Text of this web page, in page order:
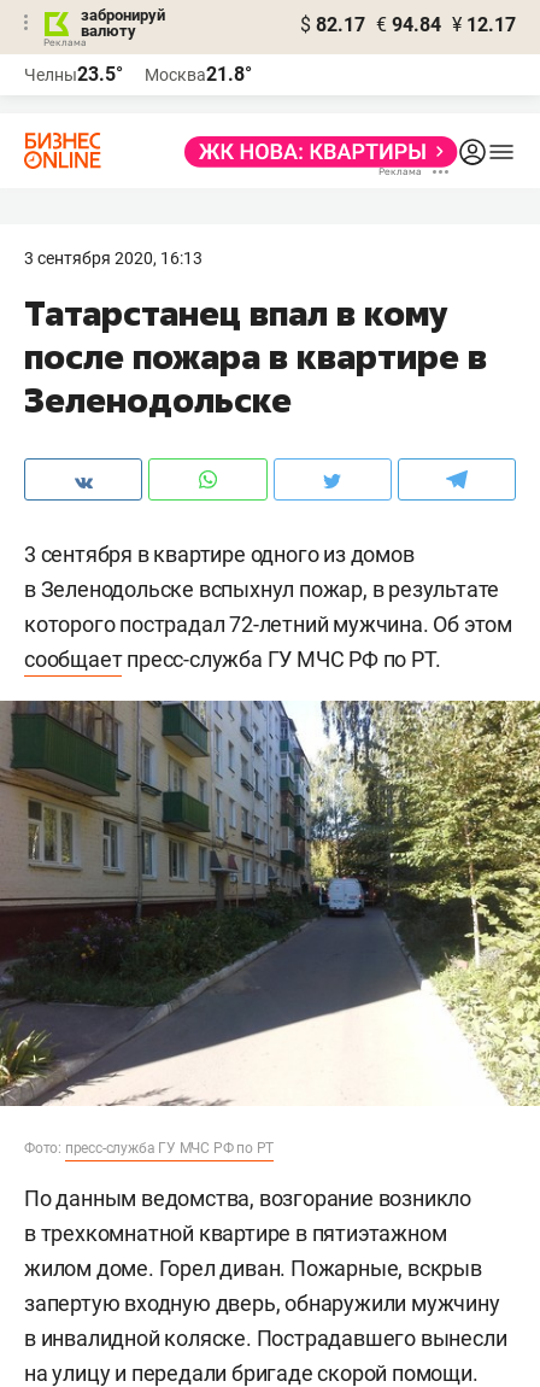
забронируй
валюту
$ 82.17 € 94.84 ¥ 12.17
Челны23.5° Москва21.8°
3 сентября 2020, 16:13
Татарстанец впал в кому
после пожара в квартире в
Зеленодольске
3 сентября в квартире одного из домов
в Зеленодольске вспыхнул пожар, в результате
которого пострадал 72-летний мужчина. Об этом
сообщаетпресс-служба ГУ МЧС РФ по РТ.
Фото: пресс-служба ГУ МЧС РФ по РТ
По данным ведомства, возгорание возникло
в трехкомнатной квартире в пятиэтажном
жилом доме. Горел диван. Пожарные, вскрыв
запертую входную дверь, обнаружили мужчину
в инвалидной коляске. Пострадавшего вынесли
на улицу и передали бригаде скорой помощи.